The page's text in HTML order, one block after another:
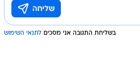
בשליחת התגובה אני מסכים לתנאי השימוש